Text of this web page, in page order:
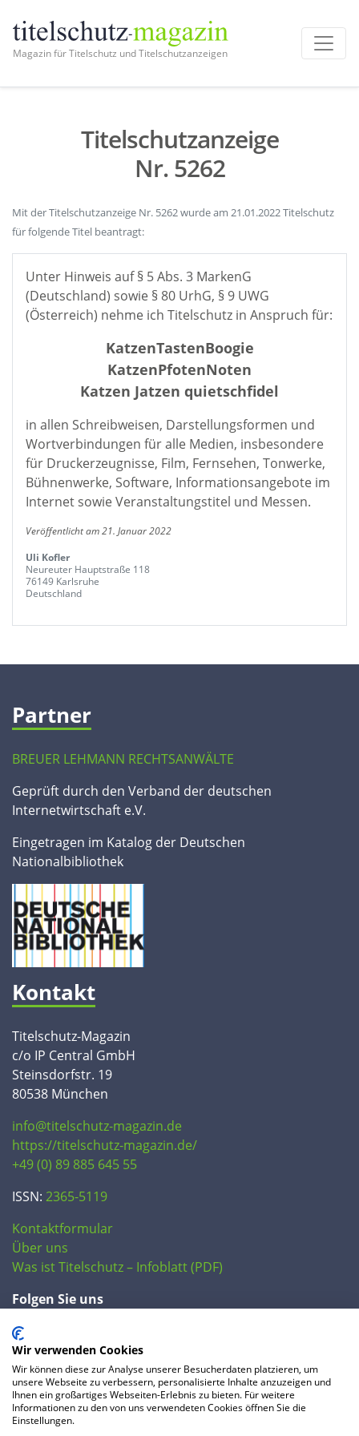
Magazin für Titelschutz und Titelschutzanzeigen
Titelschutzanzeige
Nr. 5262
Mit der Titelschutzanzeige Nr. 5262 wurde am 21.01.2022 Titelschutz
für folgende Titel beantragt:
Unter Hinweis auf § 5 Abs. 3 MarkenG
(Deutschland) sowie § 80 UrhG, § 9 UWG
(Österreich) nehme ich Titelschutz in Anspruch für:
KatzenTastenBoogie
KatzenPfotenNoten
Katzen Jatzen quietschfidel
in allen Schreibweisen, Darstellungsformen und
Wortverbindungen für alle Medien, insbesondere
für Druckerzeugnisse, Film, Fernsehen, Tonwerke,
Bühnenwerke, Software, Informationsangebote im
Internet sowie Veranstaltungstitel und Messen.
Veröffentlicht am 21. Januar 2022
Uli Kofler
Neureuter Hauptstraße 118
76149 Karlsruhe
Deutschland
Partner
BREUER LEHMANN RECHTSANWÄLTE
Geprüft durch den Verband der deutschen
Internetwirtschaft e.V.
Eingetragen im Katalog der Deutschen
Nationalbibliothek
Kontakt
Titelschutz-Magazin
c/o IP Central GmbH
Steinsdorfstr. 19
80538 München
info@titelschutz-magazin.de
https://titelschutz-magazin.de/
+49 (0) 89 885 645 55
ISSN: 2365-5119
Kontaktformular
Über uns
Was ist Titelschutz – Infoblatt (PDF)
Folgen Sie uns
Wir verwenden Cookies
Wir können diese zur Analyse unserer Besucherdaten platzieren, um
unsere Webseite zu verbessern, personalisierte Inhalte anzuzeigen und
Ihnen ein großartiges Webseiten-Erlebnis zu bieten. Für weitere
Informationen zu den von uns verwendeten Cookies öffnen Sie die
Einstellungen.